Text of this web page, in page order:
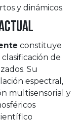
y dinámicos.
constituye
de
Su
espectral,
multisensorial y